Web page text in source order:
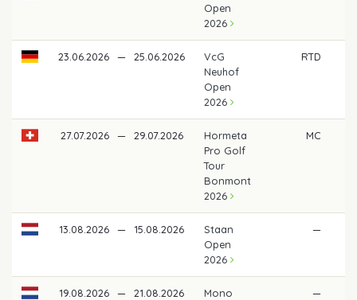
Open
2026
23.06.2026 — 25.06.2026
VcG
Neuhof
Open
2026
RTD
27.07.2026 — 29.07.2026
Hormeta
Pro Golf
Tour
Bonmont
2026
MC
13.08.2026 — 15.08.2026
Staan
Open
2026
—
19.08.2026 — 21.08.2026
Mono
—